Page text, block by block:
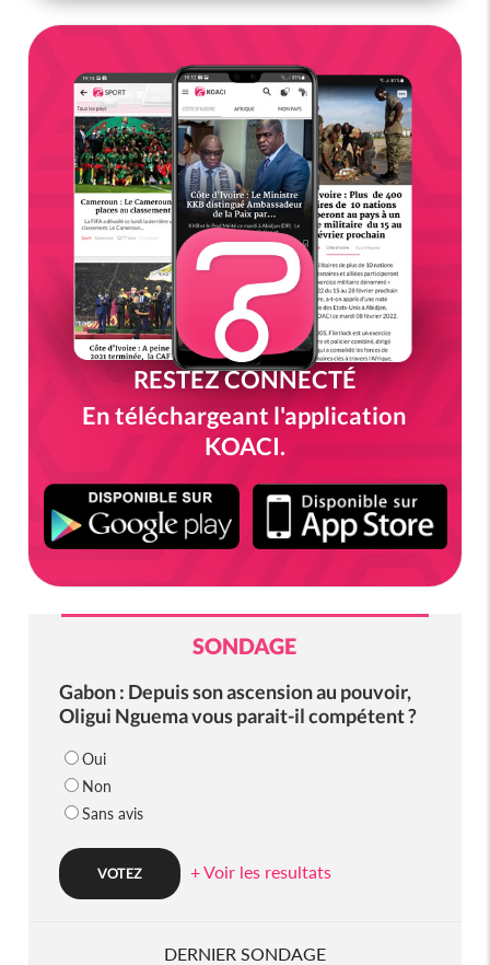
RESTEZ CONNECTÉ
En téléchargeant l'application
KOACI.
SONDAGE
Gabon : Depuis son ascension au pouvoir,
Oligui Nguema vous parait-il compétent ?
Oui
Non
Sans avis
+ Voir les resultats
DERNIER SONDAGE